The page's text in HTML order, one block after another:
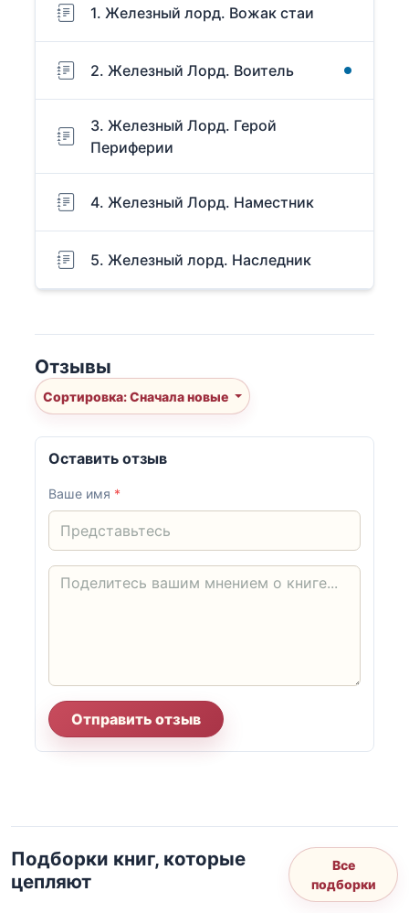
1. Железный лорд. Вожак стаи
2. Железный Лорд. Воитель
3. Железный Лорд. Герой
Периферии
4. Железный Лорд. Наместник
5. Железный лорд. Наследник
Отзывы
Сортировка: Сначала новые
Оставить отзыв
Ваше имя *
Отправить отзыв
Подборки книг, которые
цепляют
Все
подборки